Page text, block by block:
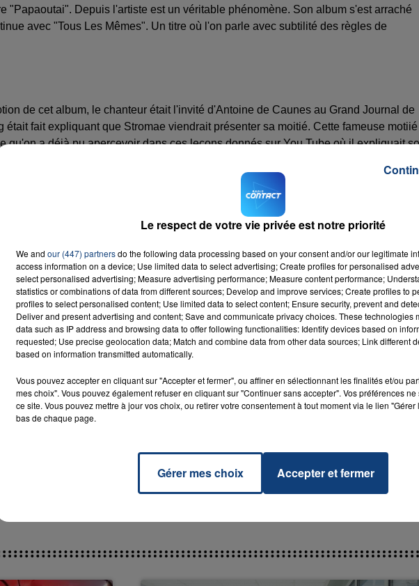
"Papaoutai". Depuis l'artiste est un véritable phénomène. Son album s'est arraché
avec "Tous Les Mêmes". Un titre où l'on parle avec subtilité des règles de
de cet album, le chanteur était l'invité d'Antoine de Caunes au Grand Journal de
était fait expliquant que Stromae viendrait présenter sa moitié. Cette fameuse motiié
qu'on a déjà pu apercevoir dans ces leçons donnés sur You Tube où il expliquait
à Venise.
Journal de Canal +, le chanteur a pu s'exprimer et interagir avec sa moitié
titre "Tous Les Mêmes". Les tweets fusaient de commentaires positifs. Une fois de
et nous séduire.
les coulisses de cette prouesse
Journal de Canal +
Dtmf
7h00 - 11h00
Le respect de votre vie privée est notre priorité
We and our (447) partnersdo the following data processing based on your consent and/or our legitimate
access information on a device; Use limited data to select advertising; Create profiles for personalised
select personalised advertising; Measure advertising performance; Measure content performance;
statistics or combinations of data from different sources; Develop and improve services; Create profiles to
profiles to select personalised content; Use limited data to select content; Ensure security, prevent and
Deliver and present advertising and content; Save and communicate privacy choices. These technologies
data such as IP address and browsing data to offer following functionalities: Identify devices based on
requested; Use precise geolocation data; Match and combine data from other data sources; Link different
based on information transmitted automatically.
Vous pouvez accepter en cliquant sur "Accepter et fermer", ou affiner en sélectionnant les finalités et/ou
mes choix". Vous pouvez également refuser en cliquant sur "Continuer sans accepter". Vos préférences
ce site. Vous pouvez mettre à jour vos choix, ou retirer votre consentement à tout moment via le lien
bas de chaque page.
Gérer mes choix Accepter et fermer